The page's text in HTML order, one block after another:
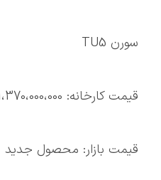
سورن TU5
قیمت کارخانه: 1،370،000،000 تومان
قیمت بازار: محصول جدید